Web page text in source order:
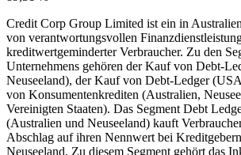
Credit Corp Group Limited ist ein in
von verantwortungsvollen
kreditwertgeminderter Verbraucher. Zu den
Unternehmens gehören der Kauf von Debt-
Neuseeland), der Kauf von Debt-Ledger
von Konsumentenkrediten (Australien,
Vereinigten Staaten). Das Segment Debt
(Australien und Neuseeland) kauft
Abschlag auf ihren Nennwert bei
Neuseeland. Zu diesem Segment gehört das